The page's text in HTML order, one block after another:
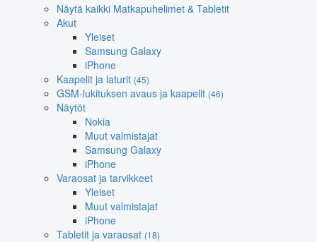
Näytä kaikki Matkapuhelimet & Tabletit
Akut
Yleiset
Samsung Galaxy
iPhone
Kaapelit ja laturit (45)
GSM-lukituksen avaus ja kaapelit (46)
Näytöt
Nokia
Muut valmistajat
Samsung Galaxy
iPhone
Varaosat ja tarvikkeet
Yleiset
Muut valmistajat
iPhone
Tabletit ja varaosat (18)